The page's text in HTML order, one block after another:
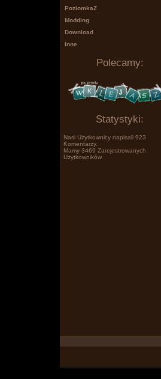
PoziomkaZ
Modding
Download
Inne
Polecamy:
obrazki, filmiki z YT i pokazujesz
Statystyki:
Nasi Użytkownicy napisali 923
Komentarzy.
Mamy 3469 Zarejestrowanych
Użytkowników.